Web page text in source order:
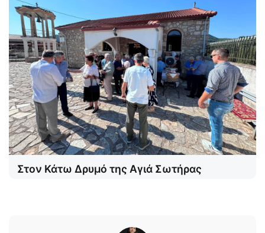
Στον Κάτω Δρυμό της Αγιά Σωτήρας